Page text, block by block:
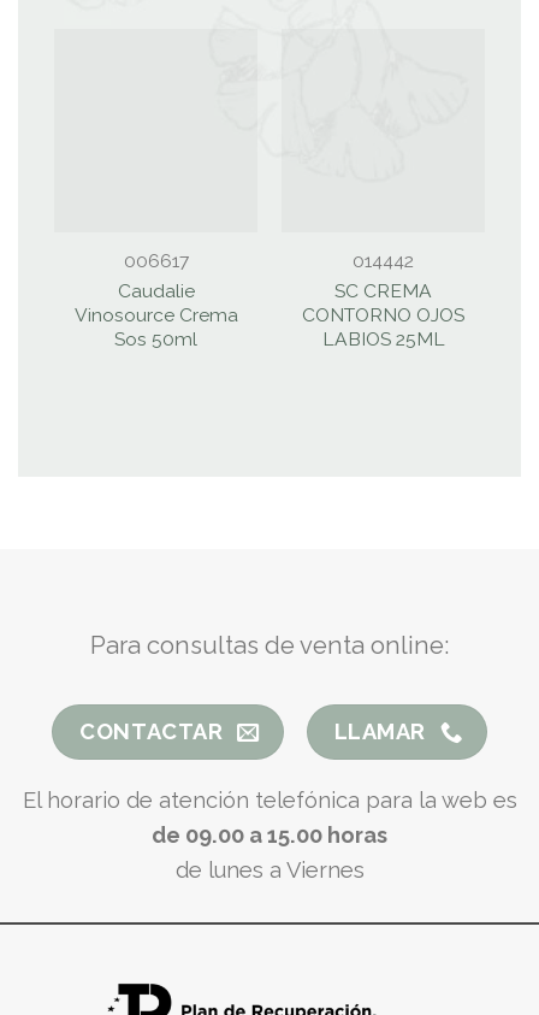
006617
Caudalie
Vinosource Crema
Sos 50ml
014442
SC CREMA
CONTORNO OJOS
LABIOS 25ML
Para consultas de venta online:
CONTACTAR LLAMAR
El horario de atención telefónica para la web es
de 09.00 a 15.00 horas
de lunes a Viernes